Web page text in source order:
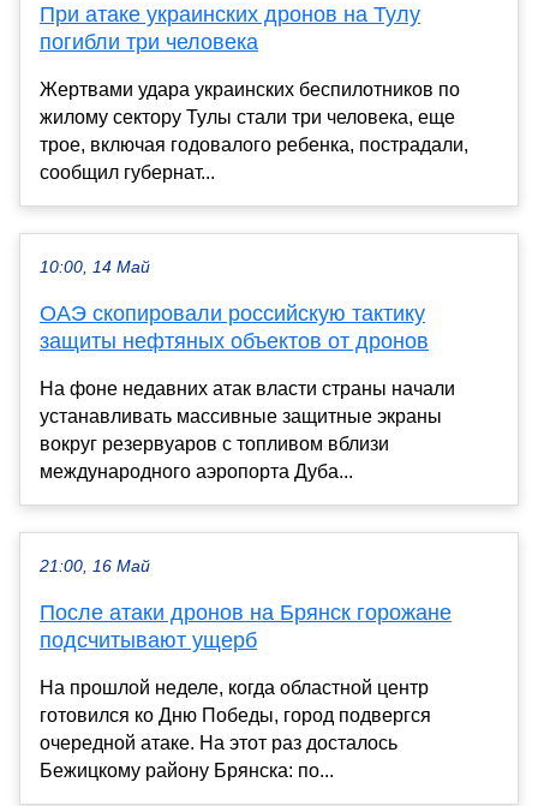
При атаке украинских дронов на Тулу
погибли три человека
Жертвами удара украинских беспилотников по
жилому сектору Тулы стали три человека, еще
трое, включая годовалого ребенка, пострадали,
сообщил губернат...
10:00, 14 Май
ОАЭ скопировали российскую тактику
защиты нефтяных объектов от дронов
На фоне недавних атак власти страны начали
устанавливать массивные защитные экраны
вокруг резервуаров с топливом вблизи
международного аэропорта Дуба...
21:00, 16 Май
После атаки дронов на Брянск горожане
подсчитывают ущерб
На прошлой неделе, когда областной центр
готовился ко Дню Победы, город подвергся
очередной атаке. На этот раз досталось
Бежицкому району Брянска: по...